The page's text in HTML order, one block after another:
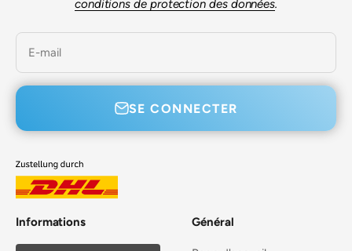
conditions de protection des données.
E-mail
SE CONNECTER
Informations Général